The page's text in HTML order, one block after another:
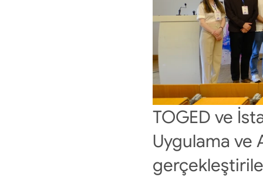
TOGED ve
Uygulama ve